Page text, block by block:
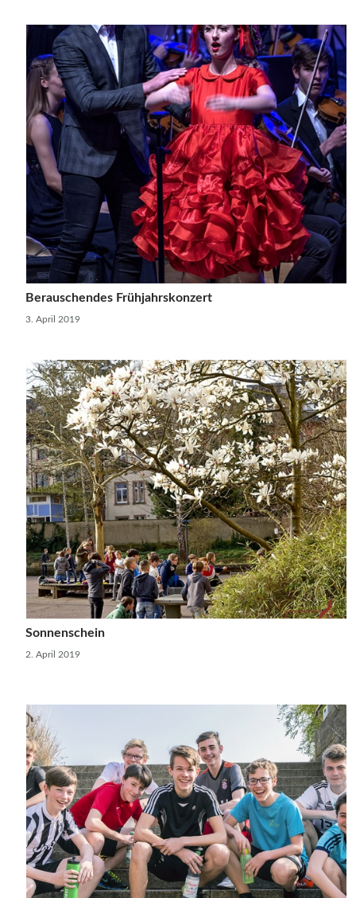
Berauschendes Frühjahrskonzert
3. April 2019
Sonnenschein
2. April 2019